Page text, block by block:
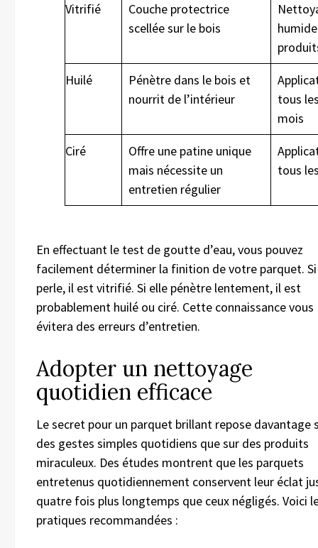
Vitrifié
Couche protectrice
scellée sur le bois
Huilé
Pénètre dans le bois et
nourrit de l’intérieur
tous
mois
Ciré
Offre une patine unique
mais nécessite un
entretien régulier
tous
En effectuant le test de goutte d’eau, vous pouvez
facilement déterminer la finition de votre parquet. Si
perle, il est vitrifié. Si elle pénètre lentement, il est
probablement huilé ou ciré. Cette connaissance vous
évitera des erreurs d’entretien.
Adopter un nettoyage
quotidien efficace
Le secret pour un parquet brillant repose davantage
des gestes simples quotidiens que sur des produits
miraculeux. Des études montrent que les parquets
entretenus quotidiennement conservent leur éclat
quatre fois plus longtemps que ceux négligés. Voici
pratiques recommandées :